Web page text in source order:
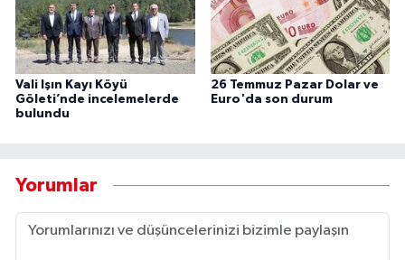
Vali Işın Kayı Köyü
Göleti’nde incelemelerde
bulundu
26 Temmuz Pazar Dolar ve
Euro'da son durum
Yorumlar